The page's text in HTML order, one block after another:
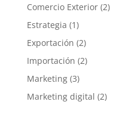
Comercio Exterior(2)
Estrategia (1)
Exportación (2)
Importación (2)
Marketing(3)
Marketing digital (2)